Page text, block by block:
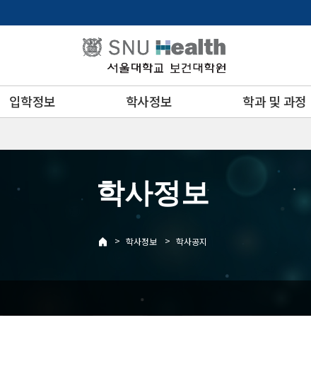
입학정보 학사정보 학과 및 과정
학사정보
> 학사정보 > 학사공지